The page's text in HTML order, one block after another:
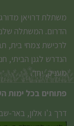
משתלת דרויאן
הדרום. המשתלה
לרכישת צמחי בית,
הנדרש לגנן הביתי,
מעניק, יחד.
פתוחים בכל ימות
דרך ג'ו אלון, באר-